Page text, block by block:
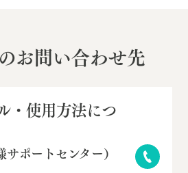
お問い合わせ先
・使用方法につ
サポートセンター）